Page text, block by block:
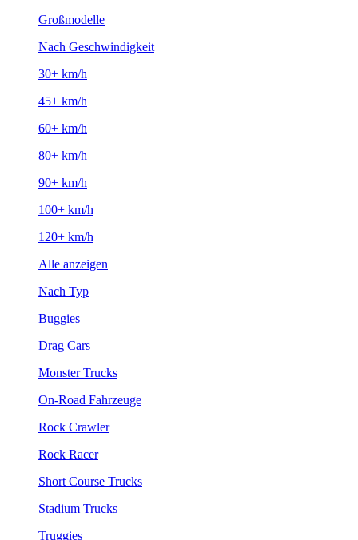
Großmodelle
Nach Geschwindigkeit
30+ km/h
45+ km/h
60+ km/h
80+ km/h
90+ km/h
100+ km/h
120+ km/h
Alle anzeigen
Nach Typ
Buggies
Drag Cars
Monster Trucks
On-Road Fahrzeuge
Rock Crawler
Rock Racer
Short Course Trucks
Stadium Trucks
Truggies